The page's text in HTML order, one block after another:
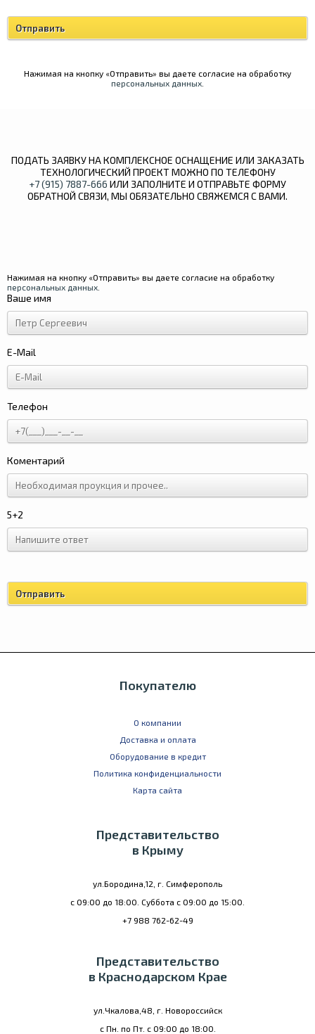
Нажимая на кнопку «Отправить» вы даете согласие на обработку
персональных данных
ПОДАТЬ ЗАЯВКУ НА КОМПЛЕКСНОЕ ОСНАЩЕНИЕ ИЛИ ЗАКАЗАТЬ
ТЕХНОЛОГИЧЕСКИЙ ПРОЕКТ МОЖНО ПО ТЕЛЕФОНУ
+7 (915) 7887-666 ИЛИ ЗАПОЛНИТЕ И ОТПРАВЬТЕ ФОРМУ
ОБРАТНОЙ СВЯЗИ, МЫ ОБЯЗАТЕЛЬНО СВЯЖЕМСЯ С ВАМИ.
Ваше имя
E-Mail
Телефон
Коментарий
5+2
Нажимая на кнопку «Отправить» вы даете согласие на обработку
персональных данных
Покупателю
О компании
Доставка и оплата
Оборудование в кредит
Политика конфиденциальности
Карта сайта
Представительство
в Крыму
ул.Бородина,12, г. Симферополь
с 09:00 до 18:00. Суббота с 09:00 до 15:00.
+7 988 762-62-49
Представительство
в Краснодарском Крае
ул.Чкалова,48, г. Новороссийск
с Пн. по Пт. с 09:00 до 18:00.